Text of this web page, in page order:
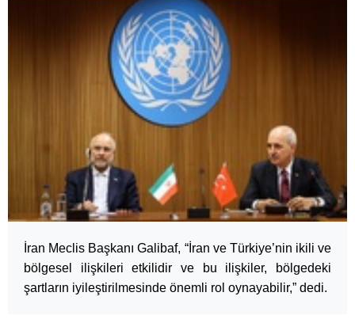
İran Meclis Başkanı Galibaf, “İran ve Türkiye’nin ikili ve
bölgesel ilişkileri etkilidir ve bu ilişkiler, bölgedeki
şartların iyileştirilmesinde önemli rol oynayabilir,” dedi.